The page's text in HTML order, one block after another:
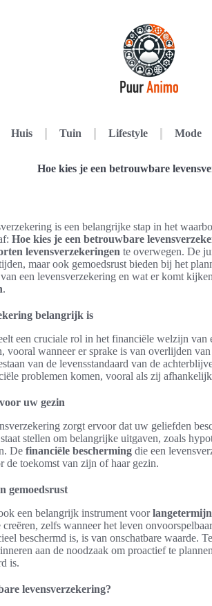
Huis Tuin Lifestyle Mode
Hoe kies je een betrouwbare
is een belangrijke stap in het
Hoe kies je een betrouwbare
levensverzekeringen te overwegen. De
maar ook gemoedsrust bieden bij het
een levensverzekering en wat er komt
.
belangrijk is
een cruciale rol in het financiële welzijn
wanneer er sprake is van overlijden
van de levensstandaard van de
problemen komen, vooral als zij
uw gezin
zorgt ervoor dat uw geliefden
stellen om belangrijke uitgaven, zoals
De financiële bescherming die een
de toekomst van zijn of haar gezin.
gemoedsrust
een belangrijk instrument voor
zelfs wanneer het leven
beschermd is, is van onschatbare waarde.
aan de noodzaak om proactief te
is.
levensverzekering?